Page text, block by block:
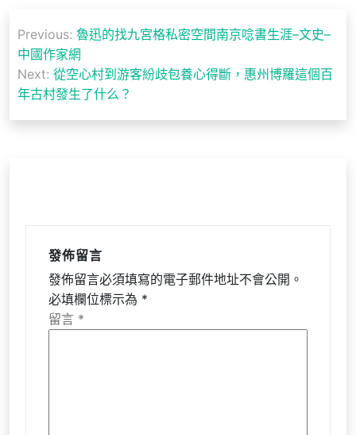
章
導
覽
Previous: 魯迅的找九宮格私密空間南京唸書生涯–文史–
中國作家網
Next: 從空心村到游客紛歧包養心得斷，惠州博羅這個百
年古村發生了什么？
發佈留言
發佈留言必須填寫的電子郵件地址不會公開。
必填欄位標示為 *
留言 *